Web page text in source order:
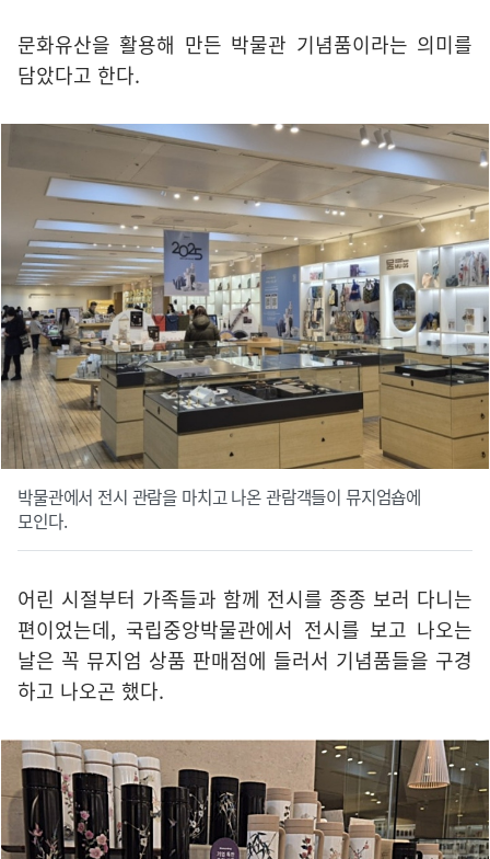
문화유산을 활용해 만든 박물관 기념품이라는 의미를
담았다고 한다.
박물관에서 전시 관람을 마치고 나온 관람객들이 뮤지엄숍에
모인다.
어린 시절부터 가족들과 함께 전시를 종종 보러 다니는
편이었는데, 국립중앙박물관에서 전시를 보고 나오는
날은 꼭 뮤지엄 상품 판매점에 들러서 기념품들을 구경
하고 나오곤 했다.